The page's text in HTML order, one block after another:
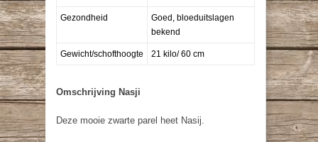
Gezondheid
Goed, bloeduitslagen
bekend
Gewicht/schofthoogte 21 kilo/ 60 cm
Omschrijving Nasji
Deze mooie zwarte parel heet Nasij.